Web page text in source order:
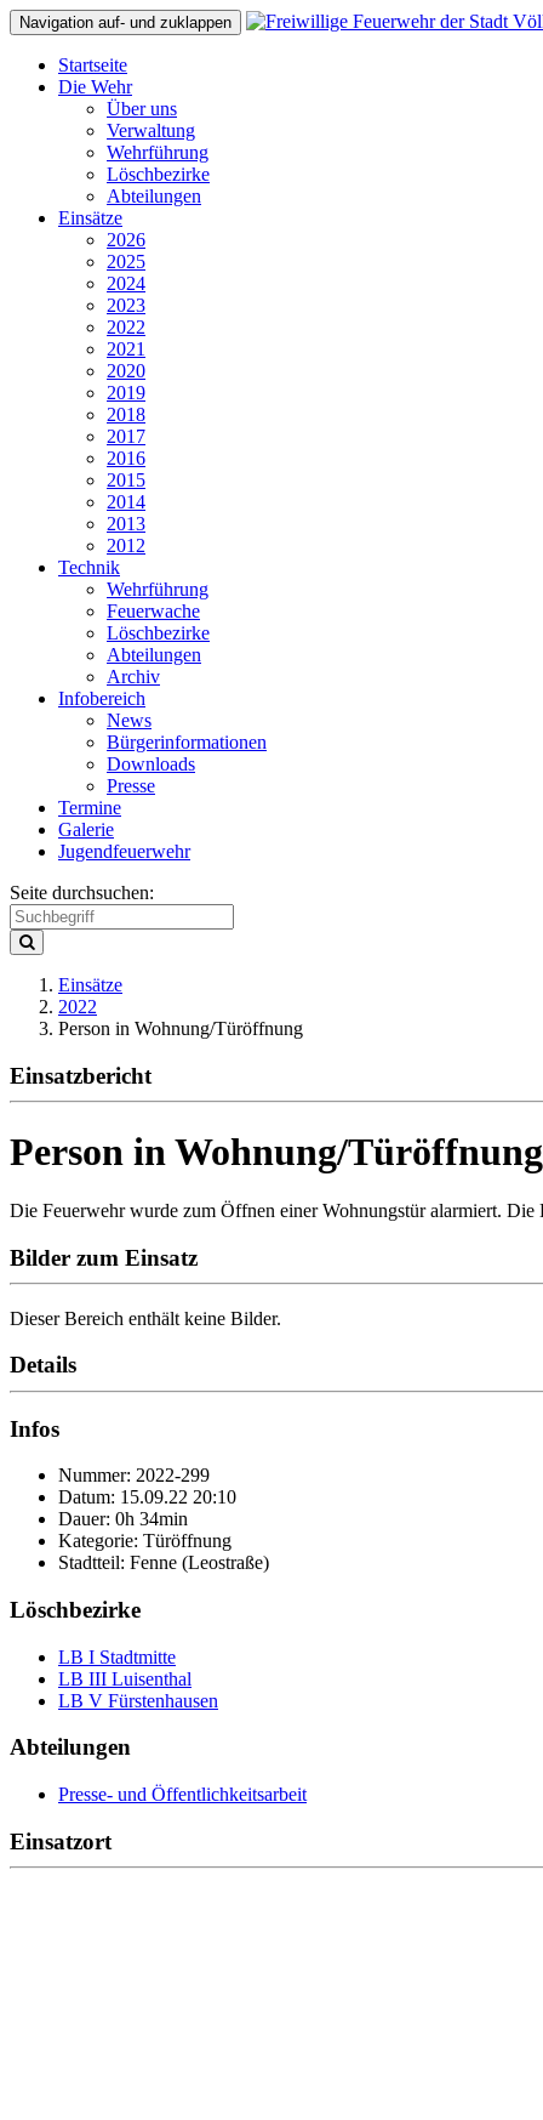
Navigation auf- und zuklappen
Startseite
Die Wehr
Über uns
Verwaltung
Wehrführung
Löschbezirke
Abteilungen
Einsätze
2026
2025
2024
2023
2022
2021
2020
2019
2018
2017
2016
2015
2014
2013
2012
Technik
Wehrführung
Feuerwache
Löschbezirke
Abteilungen
Archiv
Infobereich
News
Bürgerinformationen
Downloads
Presse
Termine
Galerie
Jugendfeuerwehr
Seite durchsuchen:
Einsätze
2022
Person in Wohnung/Türöffnung
Einsatzbericht
Person in Wohnung/Türöffnung
Die Feuerwehr wurde zum Öffnen einer Wohnungstür alarmiert. Die
Bilder zum Einsatz
Dieser Bereich enthält keine Bilder.
Details
Infos
Nummer: 2022-299
Datum: 15.09.22 20:10
Dauer: 0h 34min
Kategorie: Türöffnung
Stadtteil: Fenne (Leostraße)
Löschbezirke
LB I Stadtmitte
LB III Luisenthal
LB V Fürstenhausen
Abteilungen
Presse- und Öffentlichkeitsarbeit
Einsatzort